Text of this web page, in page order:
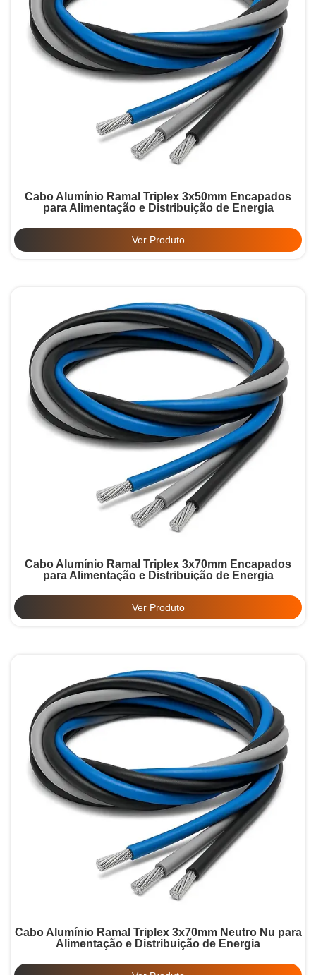
Cabo Alumínio Ramal Triplex 3x50mm Encapados
para Alimentação e Distribuição de Energia
Ver Produto
Cabo Alumínio Ramal Triplex 3x70mm Encapados
para Alimentação e Distribuição de Energia
Ver Produto
Cabo Alumínio Ramal Triplex 3x70mm Neutro Nu para
Alimentação e Distribuição de Energia